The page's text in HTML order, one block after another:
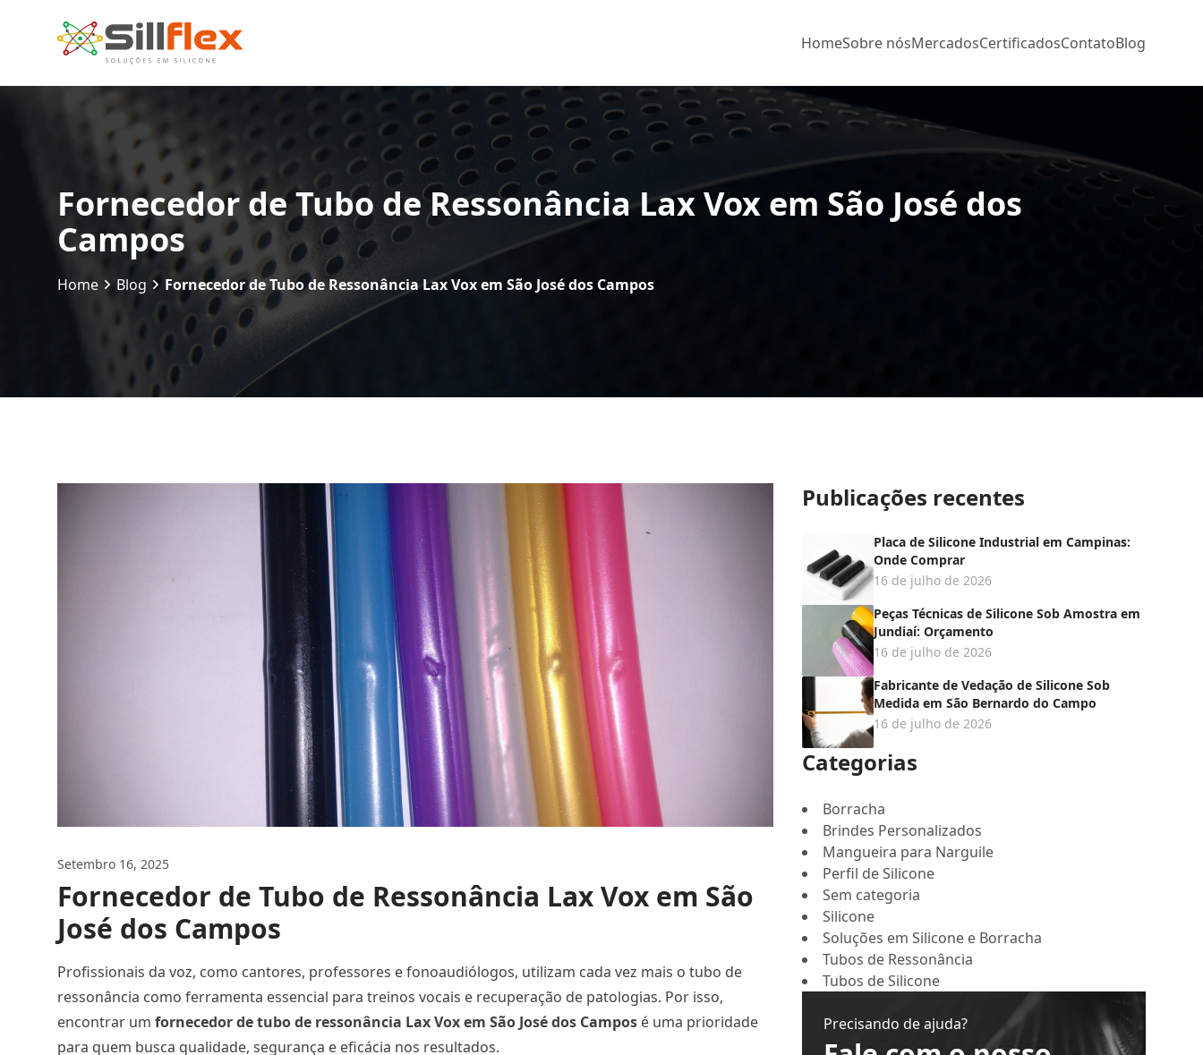
HomeSobre nósMercadosCertificadosContatoBlog
Fornecedor de Tubo de Ressonância Lax Vox em São José dos
Campos
Home Blog Fornecedor de Tubo de Ressonância Lax Vox em São José dos Campos
Setembro 16, 2025
Fornecedor de Tubo de Ressonância Lax Vox em São
José dos Campos
Profissionais da voz, como cantores, professores e fonoaudiólogos, utilizam cada vez mais o tubo de
ressonância como ferramenta essencial para treinos vocais e recuperação de patologias. Por isso,
encontrar um fornecedor de tubo de ressonância Lax Voxem São José dos Campos é uma prioridade
para quem busca qualidade, segurança e eficácia nos resultados.
Publicações recentes
Placa de Silicone Industrial em Campinas:
Onde Comprar
16 de julho de 2026
Peças Técnicas de Silicone Sob Amostra em
Jundiaí: Orçamento
16 de julho de 2026
Fabricante de Vedação de Silicone Sob
Medida em São Bernardo do Campo
16 de julho de 2026
Categorias
Borracha
Brindes Personalizados
Mangueira para Narguile
Perfil de Silicone
Sem categoria
Silicone
Soluções em Silicone e Borracha
Tubos de Ressonância
Tubos de Silicone
Precisando de ajuda?